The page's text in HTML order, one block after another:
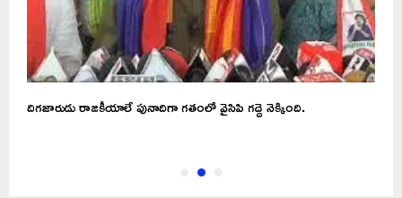
దిగజారుడు రాజకీయాలే పునాదిగా గతంలో వైసిపి గద్దె నెక్కింది.